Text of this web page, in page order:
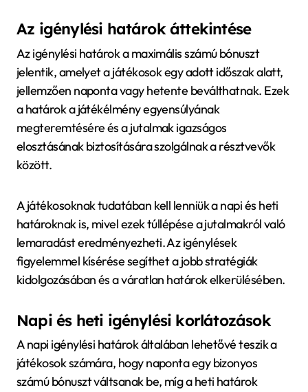
Az igénylési határok áttekintése
Az igénylési határok a maximális számú bónuszt
jelentik, amelyet a játékosok egy adott időszak alatt,
jellemzően naponta vagy hetente beválthatnak. Ezek
a határok a játékélmény egyensúlyának
megteremtésére és a jutalmak igazságos
elosztásának biztosítására szolgálnak a résztvevők
között.
A játékosoknak tudatában kell lenniük a napi és heti
határoknak is, mivel ezek túllépése a jutalmakról való
lemaradást eredményezheti. Az igénylések
figyelemmel kísérése segíthet a jobb stratégiák
kidolgozásában és a váratlan határok elkerülésében.
Napi és heti igénylési korlátozások
A napi igénylési határok általában lehetővé teszik a
játékosok számára, hogy naponta egy bizonyos
számú bónuszt váltsanak be, míg a heti határok